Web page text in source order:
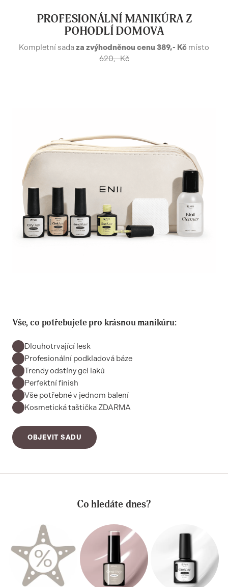
PROFESIONÁLNÍ MANIKÚRA Z
POHODLÍ DOMOVA
Kompletní sadaza zvýhodněnou cenu 389,- Kč místo
620,- Kč
Vše, co potřebujete pro krásnou manikúru:
Dlouhotrvající lesk
Profesionální podkladová báze
Trendy odstíny gel laků
Perfektní finish
Vše potřebné v jednom balení
Kosmetická taštička ZDARMA
OBJEVIT SADU
Co hledáte dnes?